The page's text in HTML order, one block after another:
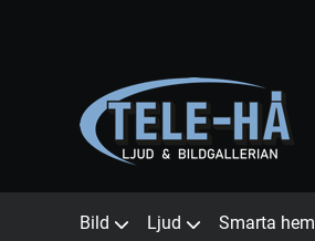
Bild Ljud Smarta hem